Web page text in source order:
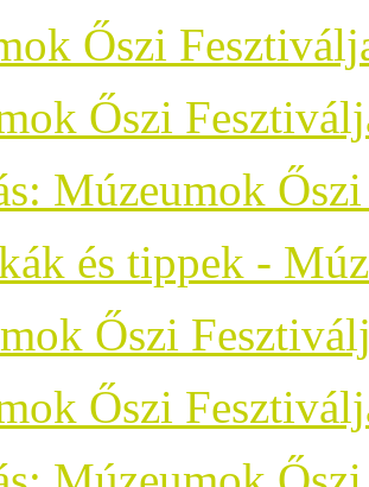
Őszi
Őszi
Múzeumok
és tippek -
Őszi
Őszi